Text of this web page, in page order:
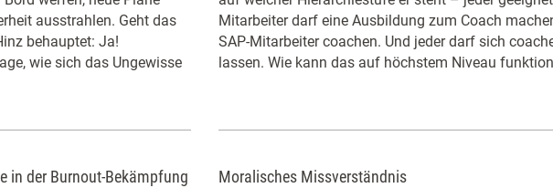
ausstrahlen. Geht das
behauptet: Ja!
wie sich das Ungewisse
Mitarbeiter darf eine Ausbildung zum Coach
SAP-Mitarbeiter coachen. Und jeder darf sich
lassen. Wie kann das auf höchstem Niveau
in der Burnout-Bekämpfung Moralisches Missverständnis